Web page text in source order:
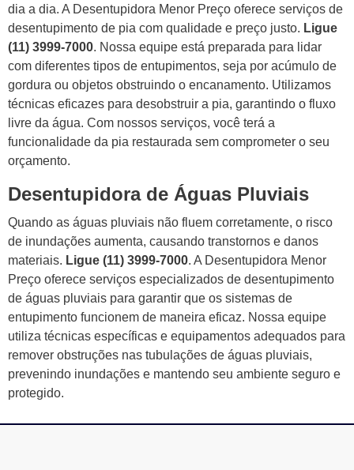
dia a dia. A Desentupidora Menor Preço oferece serviços de
desentupimento de pia com qualidade e preço justo. Ligue
(11) 3999-7000. Nossa equipe está preparada para lidar
com diferentes tipos de entupimentos, seja por acúmulo de
gordura ou objetos obstruindo o encanamento. Utilizamos
técnicas eficazes para desobstruir a pia, garantindo o fluxo
livre da água. Com nossos serviços, você terá a
funcionalidade da pia restaurada sem comprometer o seu
orçamento.
Desentupidora de Águas Pluviais
Quando as águas pluviais não fluem corretamente, o risco
de inundações aumenta, causando transtornos e danos
materiais. Ligue (11) 3999-7000. A Desentupidora Menor
Preço oferece serviços especializados de desentupimento
de águas pluviais para garantir que os sistemas de
entupimento funcionem de maneira eficaz. Nossa equipe
utiliza técnicas específicas e equipamentos adequados para
remover obstruções nas tubulações de águas pluviais,
prevenindo inundações e mantendo seu ambiente seguro e
protegido.